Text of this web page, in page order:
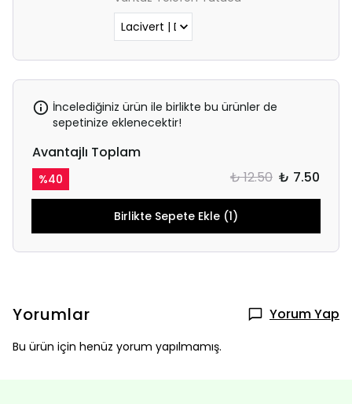
İncelediğiniz ürün ile birlikte bu ürünler de
sepetinize eklenecektir!
Avantajlı Toplam
%40 ₺ 12.50 ₺ 7.50
Birlikte Sepete Ekle (1)
Yorumlar Yorum Yap
Bu ürün için henüz yorum yapılmamış.